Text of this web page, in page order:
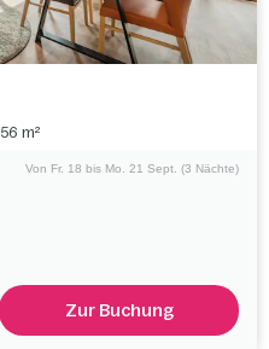
56 m²
Von Fr. 18 bis Mo. 21 Sept. (3 Nächte)
Zur Buchung